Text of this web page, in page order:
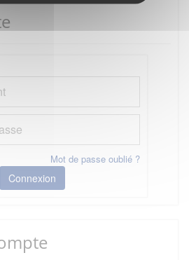
Mot de passe oublié ?
Connexion